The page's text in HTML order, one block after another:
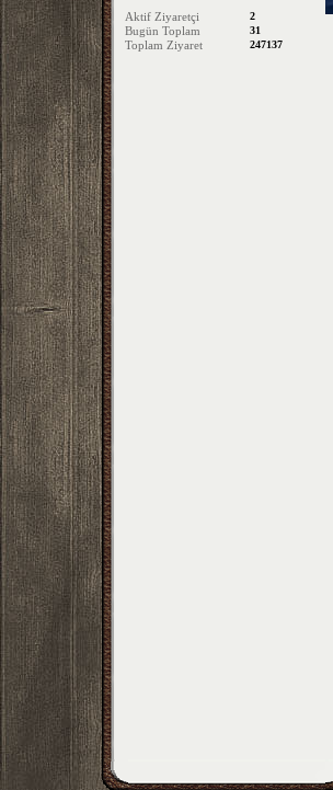
Aktif Ziyaretçi 2
Bugün Toplam 31
Toplam Ziyaret 247137